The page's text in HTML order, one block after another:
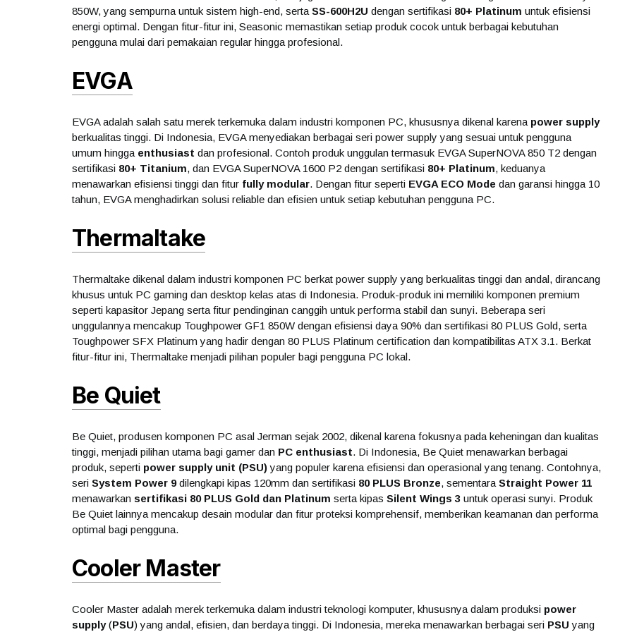
850W, yang sempurna untuk sistem high-end, serta SS-600H2U dengan sertifikasi 80+ Platinum untuk efisiensi
energi optimal. Dengan fitur-fitur ini, Seasonic memastikan setiap produk cocok untuk berbagai kebutuhan
pengguna mulai dari pemakaian regular hingga profesional.
EVGA
EVGA adalah salah satu merek terkemuka dalam industri komponen PC, khususnya dikenal karena power supply
berkualitas tinggi. Di Indonesia, EVGA menyediakan berbagai seri power supply yang sesuai untuk pengguna
umum hingga enthusiast dan profesional. Contoh produk unggulan termasuk EVGA SuperNOVA 850 T2 dengan
sertifikasi 80+ Titanium, dan EVGA SuperNOVA 1600 P2 dengan sertifikasi 80+ Platinum, keduanya
menawarkan efisiensi tinggi dan fitur fully modular. Dengan fitur seperti EVGA ECO Mode dan garansi hingga 10
tahun, EVGA menghadirkan solusi reliable dan efisien untuk setiap kebutuhan pengguna PC.
Thermaltake
Thermaltake dikenal dalam industri komponen PC berkat power supply yang berkualitas tinggi dan andal, dirancang
khusus untuk PC gaming dan desktop kelas atas di Indonesia. Produk-produk ini memiliki komponen premium
seperti kapasitor Jepang serta fitur pendinginan canggih untuk performa stabil dan sunyi. Beberapa seri
unggulannya mencakup Toughpower GF1 850W dengan efisiensi daya 90% dan sertifikasi 80 PLUS Gold, serta
Toughpower SFX Platinum yang hadir dengan 80 PLUS Platinum certification dan kompatibilitas ATX 3.1. Berkat
fitur-fitur ini, Thermaltake menjadi pilihan populer bagi pengguna PC lokal.
Be Quiet
Be Quiet, produsen komponen PC asal Jerman sejak 2002, dikenal karena fokusnya pada keheningan dan kualitas
tinggi, menjadi pilihan utama bagi gamer dan PC enthusiast. Di Indonesia, Be Quiet menawarkan berbagai
produk, seperti power supply unit (PSU)yang populer karena efisiensi dan operasional yang tenang. Contohnya,
seri System Power 9dilengkapi kipas 120mm dan sertifikasi 80 PLUS Bronze, sementara Straight Power 11
menawarkan sertifikasi 80 PLUS Gold dan Platinum serta kipas Silent Wings 3 untuk operasi sunyi. Produk
Be Quiet lainnya mencakup desain modular dan fitur proteksi komprehensif, memberikan keamanan dan performa
optimal bagi pengguna.
Cooler Master
Cooler Master adalah merek terkemuka dalam industri teknologi komputer, khususnya dalam produksi power
supply(PSU) yang andal, efisien, dan berdaya tinggi. Di Indonesia, mereka menawarkan berbagai seri PSU yang